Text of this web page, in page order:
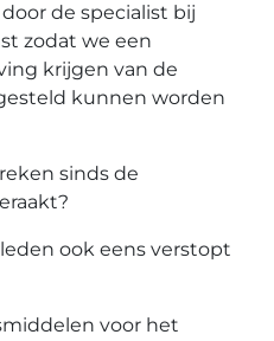
de specialist bij
zodat we een
krijgen van de
kunnen worden
sinds de
ook eens verstopt
voor het